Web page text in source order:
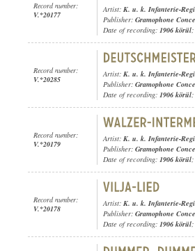
Record number:
V.*20177
Artist: K. u. k. Infanterie-
Publisher: Gramophone
Date of recording: 1906 körül;
Record number:
V.*20285
Artist: K. u. k. Infanterie-
Publisher: Gramophone
Date of recording: 1906 körül;
Record number:
V.*20179
Artist: K. u. k. Infanterie-
Publisher: Gramophone
Date of recording: 1906 körül;
Record number:
V.*20178
Artist: K. u. k. Infanterie-
Publisher: Gramophone
Date of recording: 1906 körül;